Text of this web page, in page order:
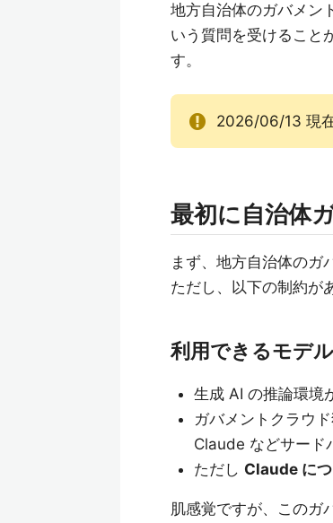
地方自治体のガバメン
いう質問を受けること
す。
2026/06/13 現
最初に自治体
まず、地方自治体のガ
ただし、以下の制約が
利用できるモデル
生成 AI の推論環境
ガバメントクラウ
Claude などサード
ただし Claude に
肌感覚ですが、このガ